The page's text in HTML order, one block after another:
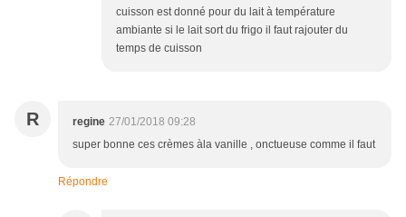
cuisson est donné pour du lait à température
ambiante si le lait sort du frigo il faut rajouter du
temps de cuisson
R regine 27/01/2018 09:28
super bonne ces crèmes àla vanille , onctueuse comme il faut
Répondre